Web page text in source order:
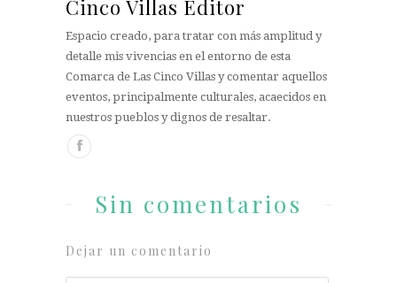
Cinco Villas Editor
Espacio creado, para tratar con más amplitud y
detalle mis vivencias en el entorno de esta
Comarca de Las Cinco Villas y comentar aquellos
eventos, principalmente culturales, acaecidos en
nuestros pueblos y dignos de resaltar.
Sin comentarios
Dejar un comentario